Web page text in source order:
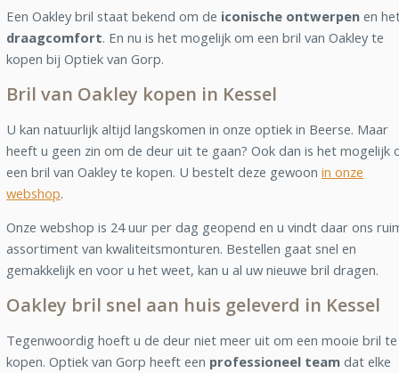
Een Oakley bril staat bekend om de iconische ontwerpen en
draagcomfort. En nu is het mogelijk om een bril van Oakley te
kopen bij Optiek van Gorp.
Bril van Oakley kopen in Kessel
U kan natuurlijk altijd langskomen in onze optiek in Beerse. Maar
heeft u geen zin om de deur uit te gaan? Ook dan is het mogelijk
een bril van Oakley te kopen. U bestelt deze gewoon in onze
webshop.
Onze webshop is 24 uur per dag geopend en u vindt daar ons
assortiment van kwaliteitsmonturen. Bestellen gaat snel en
gemakkelijk en voor u het weet, kan u al uw nieuwe bril dragen.
Oakley bril snel aan huis geleverd in Kessel
Tegenwoordig hoeft u de deur niet meer uit om een mooie bril te
kopen. Optiek van Gorp heeft een professioneel team dat elke